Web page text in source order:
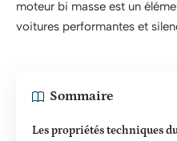
moteur bi masse est un
voitures performantes et
Sommaire
Les propriétés techniques